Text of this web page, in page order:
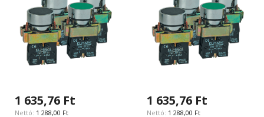
1 635,76 Ft
1 288,00 Ft
1 635,76 Ft
1 288,00 Ft